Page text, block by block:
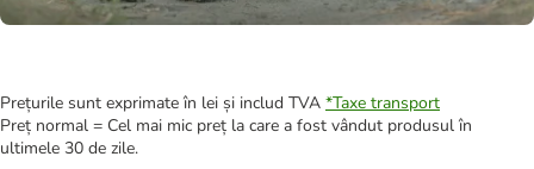
Prețurile sunt exprimate în lei și includ TVA *Taxe transport
Preț normal = Cel mai mic preț la care a fost vândut produsul în
ultimele 30 de zile.